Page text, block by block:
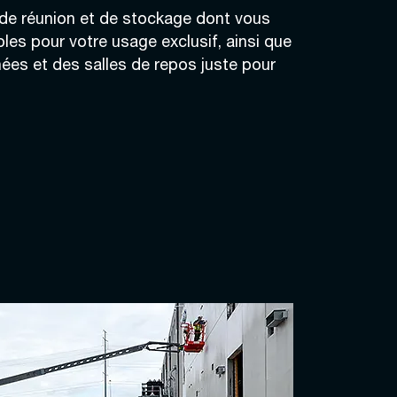
réunion et de stockage dont vous
pour votre usage exclusif, ainsi que
et des salles de repos juste pour